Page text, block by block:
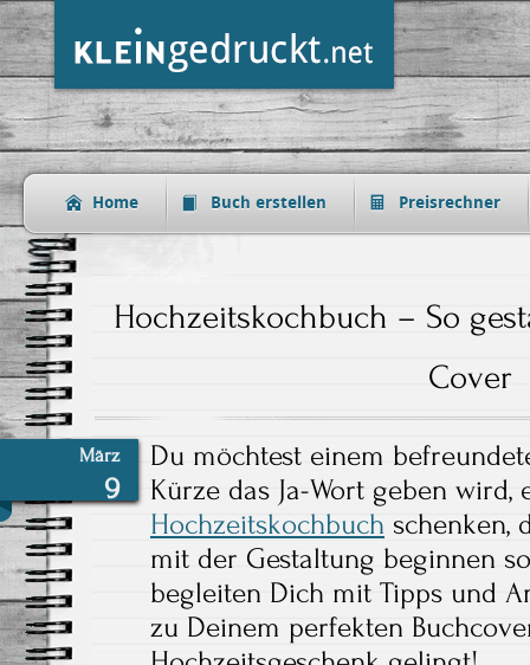
Home Buch erstellen Preisrechner
Hochzeitskochbuch – So
Cover
März
9
Du möchtest einem
Kürze das Ja-Wort geben wird,
Hochzeitskochbuch schenken,
mit der Gestaltung beginnen
begleiten Dich mit Tipps und
zu Deinem perfekten